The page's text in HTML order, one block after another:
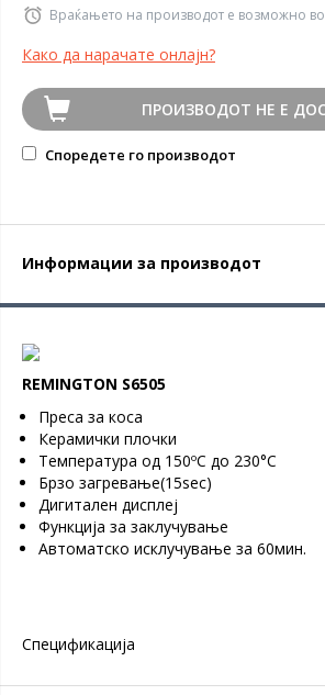
Враќањето на производот е возможно
Како да нарачате онлајн?
ПРОИЗВОДОТ НЕ Е
Споредете го производот
Информации за производот
REMINGTON S6505
Преса за коса
Керамички плочки
Температура од 150ºC до 230°C
Брзо загревање(15sec)
Дигитален дисплеј
Функција за заклучување
Автоматско исклучување за 60мин.
Спецификација